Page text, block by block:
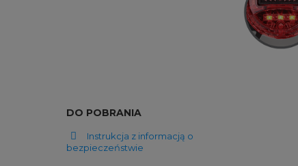
DO POBRANIA
Instrukcja z informacją o
bezpieczeństwie